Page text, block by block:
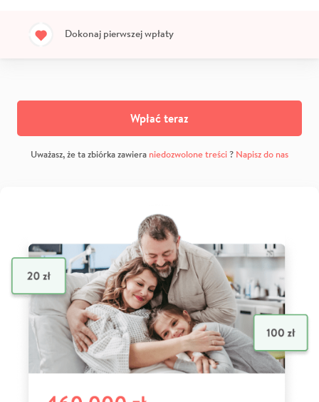
Dokonaj pierwszej wpłaty
Wpłać teraz
Uważasz, że ta zbiórka zawiera niedozwolone treści? Napisz do nas